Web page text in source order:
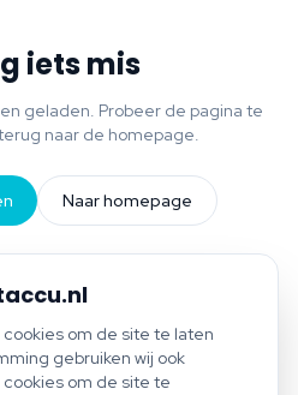
om de site te laten
gebruiken wij ook
om de site te
iets mis
geladen. Probeer de pagina te
naar de homepage.
Naar homepage